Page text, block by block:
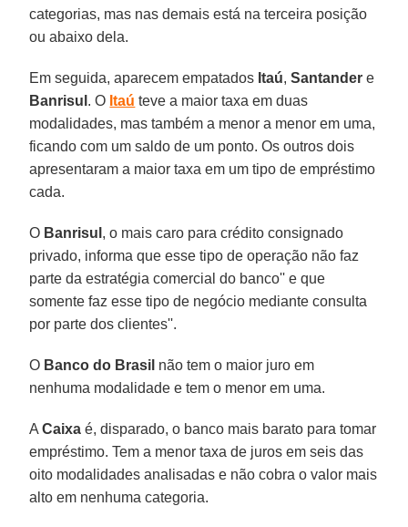
categorias, mas nas demais está na terceira posição
ou abaixo dela.
Em seguida, aparecem empatados Itaú,Santander e
Banrisul . O Itaú teve a maior taxa em duas
modalidades, mas também a menor a menor em uma,
ficando com um saldo de um ponto. Os outros dois
apresentaram a maior taxa em um tipo de empréstimo
cada.
O Banrisul , o mais caro para crédito consignado
privado, informa que esse tipo de operação não faz
parte da estratégia comercial do banco'' e que
somente faz esse tipo de negócio mediante consulta
por parte dos clientes''.
O Banco do Brasil não tem o maior juro em
nenhuma modalidade e tem o menor em uma.
ACaixa é, disparado, o banco mais barato para tomar
empréstimo. Tem a menor taxa de juros em seis das
oito modalidades analisadas e não cobra o valor mais
alto em nenhuma categoria.